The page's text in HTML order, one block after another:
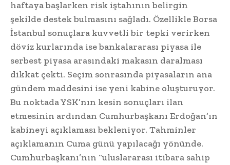
haftaya başlarken risk iştahının belirgin
şekilde destek bulmasını sağladı. Özellikle Borsa
İstanbul sonuçlara kuvvetli bir tepki verirken
döviz kurlarında ise bankalararası piyasa ile
serbest piyasa arasındaki makasın daralması
dikkat çekti. Seçim sonrasında piyasaların ana
gündem maddesini ise yeni kabine oluşturuyor.
Bu noktada YSK’nın kesin sonuçları ilan
etmesinin ardından Cumhurbaşkanı Erdoğan’ın
kabineyi açıklaması bekleniyor. Tahminler
açıklamanın Cuma günü yapılacağı yönünde.
Cumhurbaşkanı’nın “uluslararası itibara sahip